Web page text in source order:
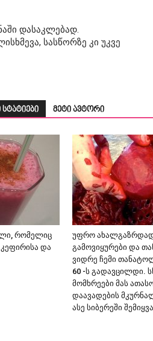
დასაკლებად.
სასწორზე კი უკვე
მეტი ავტორი
რომელიც
და
უფრო
გამოვიყურები და
ვიდრე ჩემი
60 -ს გადავცილდი.
მომხრეები მას
დაავადების
ასე სიბერეში